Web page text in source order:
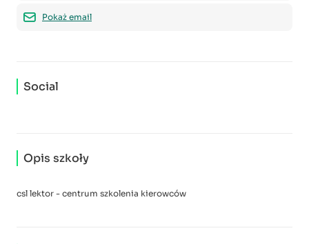
Pokaż email
Social
Opis szkoły
csl lektor - centrum szkolenia kierowców